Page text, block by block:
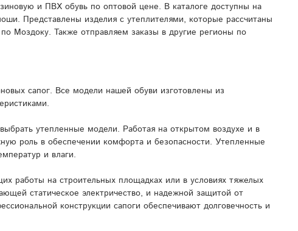
и ПВХ обувь по оптовой цене. В каталоге доступны на
Представлены изделия с утеплителями, которые рассчитаны
Моздоку. Также отправляем заказы в другие регионы по
сапог. Все модели нашей обуви изготовлены из
утепленные модели. Работая на открытом воздухе и в
роль в обеспечении комфорта и безопасности. Утепленные
и влаги.
работы на строительных площадках или в условиях тяжелых
статическое электричество, и надежной защитой от
конструкции сапоги обеспечивают долговечность и